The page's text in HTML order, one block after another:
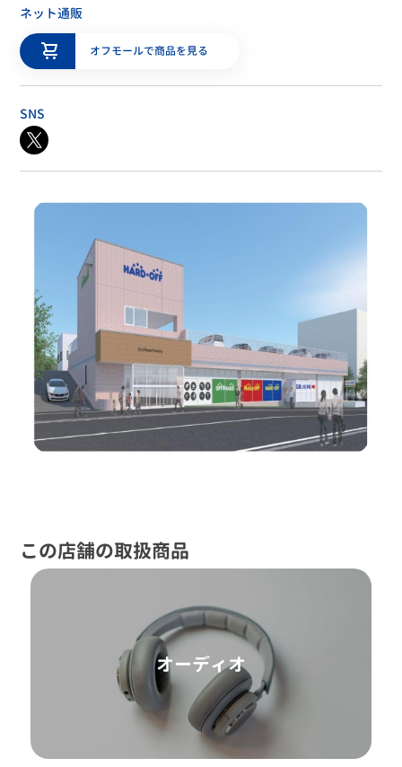
ネット通販
オフモールで商品を見る
SNS
この店舗の取扱商品
オーディオ